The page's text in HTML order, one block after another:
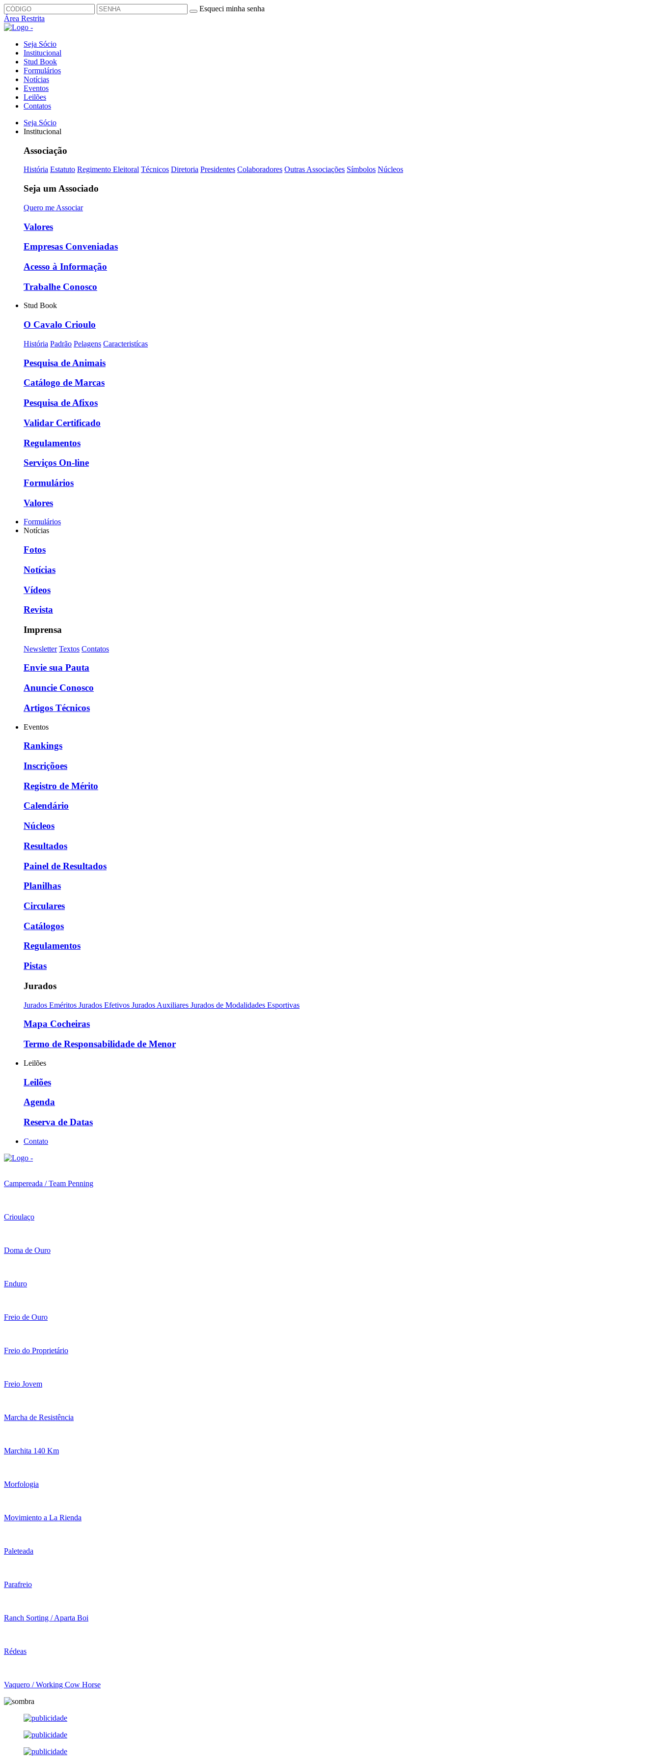
Esqueci minha senha
Área Restrita
Seja Sócio
Institucional
Stud Book
Formulários
Notícias
Eventos
Leilões
Contatos
Seja Sócio
Institucional
Associação
História Estatuto Regimento Eleitoral Técnicos Diretoria Presidentes Colaboradores Outras Associações Símbolos Núcleos
Seja um Associado
Quero me Associar
Valores
Empresas Conveniadas
Acesso à Informação
Trabalhe Conosco
Stud Book
O Cavalo Crioulo
História Padrão Pelagens Caracteristícas
Pesquisa de Animais
Catálogo de Marcas
Pesquisa de Afixos
Validar Certificado
Regulamentos
Serviços On-line
Formulários
Valores
Formulários
Notícias
Fotos
Notícias
Vídeos
Revista
Imprensa
Newsletter Textos Contatos
Envie sua Pauta
Anuncie Conosco
Artigos Técnicos
Eventos
Rankings
Inscriçõoes
Registro de Mérito
Calendário
Núcleos
Resultados
Painel de Resultados
Planilhas
Circulares
Catálogos
Regulamentos
Pistas
Jurados
Jurados Eméritos Jurados Efetivos Jurados Auxiliares Jurados de Modalidades Esportivas
Mapa Cocheiras
Termo de Responsabilidade de Menor
Leilões
Leilões
Agenda
Reserva de Datas
Contato
Campereada / Team Penning
Crioulaço
Doma de Ouro
Enduro
Freio de Ouro
Freio do Proprietário
Freio Jovem
Marcha de Resistência
Marchita 140 Km
Morfologia
Movimiento a La Rienda
Paleteada
Parafreio
Ranch Sorting / Aparta Boi
Rédeas
Vaquero / Working Cow Horse